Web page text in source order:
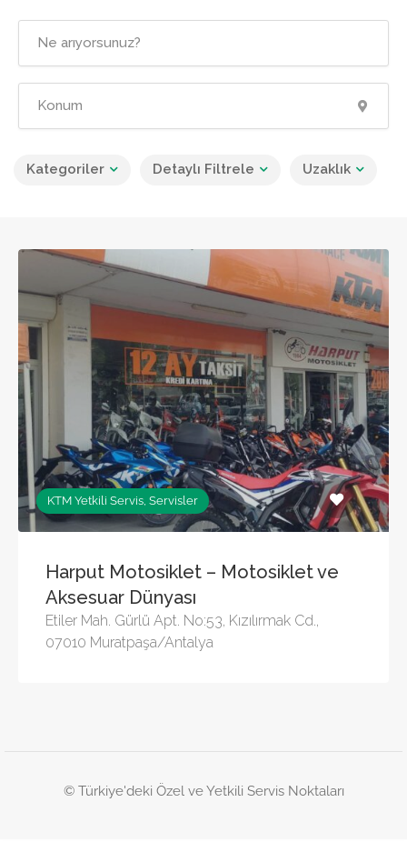
Kategoriler Detaylı Filtrele Uzaklık
KTM Yetkili Servis, Servisler
Harput Motosiklet – Motosiklet ve
Aksesuar Dünyası
Etiler Mah. Gürlü Apt. No:53, Kızılırmak Cd.,
07010 Muratpaşa/Antalya
© Türkiye'deki Özel ve Yetkili Servis Noktaları